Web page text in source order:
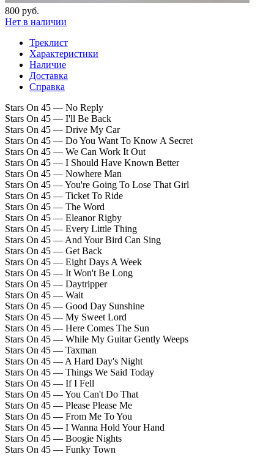
800 руб.
Нет в наличии
Треклист
Характеристики
Наличие
Доставка
Справка
Stars On 45 — No Reply
Stars On 45 — I'll Be Back
Stars On 45 — Drive My Car
Stars On 45 — Do You Want To Know A Secret
Stars On 45 — We Can Work It Out
Stars On 45 — I Should Have Known Better
Stars On 45 — Nowhere Man
Stars On 45 — You're Going To Lose That Girl
Stars On 45 — Ticket To Ride
Stars On 45 — The Word
Stars On 45 — Eleanor Rigby
Stars On 45 — Every Little Thing
Stars On 45 — And Your Bird Can Sing
Stars On 45 — Get Back
Stars On 45 — Eight Days A Week
Stars On 45 — It Won't Be Long
Stars On 45 — Daytripper
Stars On 45 — Wait
Stars On 45 — Good Day Sunshine
Stars On 45 — My Sweet Lord
Stars On 45 — Here Comes The Sun
Stars On 45 — While My Guitar Gently Weeps
Stars On 45 — Taxman
Stars On 45 — A Hard Day's Night
Stars On 45 — Things We Said Today
Stars On 45 — If I Fell
Stars On 45 — You Can't Do That
Stars On 45 — Please Please Me
Stars On 45 — From Me To You
Stars On 45 — I Wanna Hold Your Hand
Stars On 45 — Boogie Nights
Stars On 45 — Funky Town